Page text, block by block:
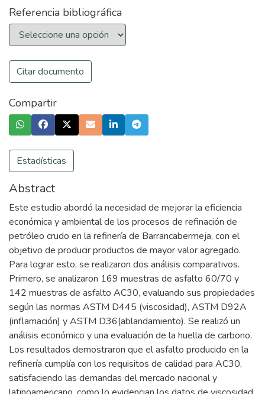
Referencia bibliográfica
Citar documento
Compartir
Estadísticas
Abstract
Este estudio abordó la necesidad de mejorar la eficiencia
económica y ambiental de los procesos de refinación de
petróleo crudo en la refinería de Barrancabermeja, con el
objetivo de producir productos de mayor valor agregado.
Para lograr esto, se realizaron dos análisis comparativos.
Primero, se analizaron 169 muestras de asfalto 60/70 y
142 muestras de asfalto AC30, evaluando sus propiedades
según las normas ASTM D445 (viscosidad), ASTM D92A
(inflamación) y ASTM D36(ablandamiento). Se realizó un
análisis económico y una evaluación de la huella de carbono.
Los resultados demostraron que el asfalto producido en la
refinería cumplía con los requisitos de calidad para AC30,
satisfaciendo las demandas del mercado nacional y